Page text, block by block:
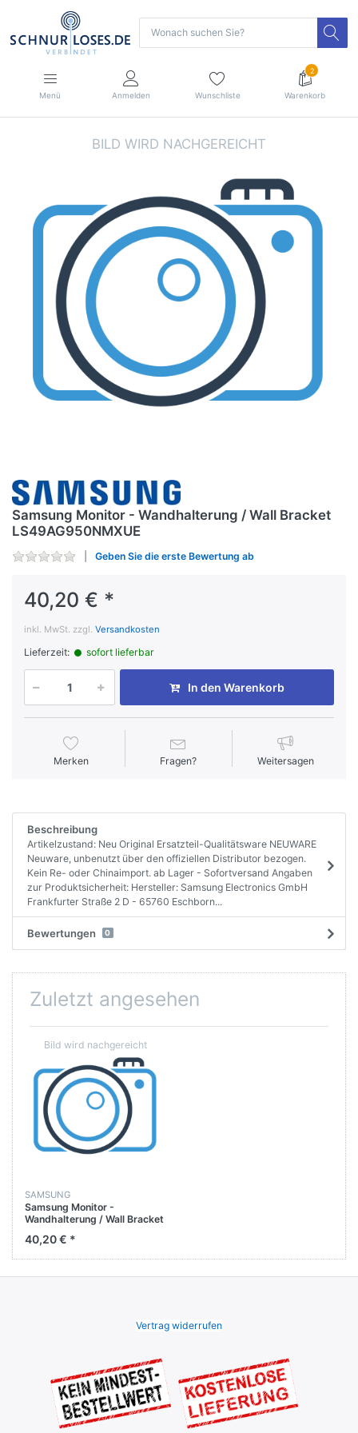
Menü Anmelden Wunschliste
2
Warenkorb
Samsung Monitor - Wandhalterung / Wall Bracket
LS49AG950NMXUE
Geben Sie die erste Bewertung ab
40,20 € *
inkl. MwSt. zzgl. Versandkosten
Lieferzeit: sofort lieferbar
In den Warenkorb
Merken Fragen? Weitersagen
Beschreibung
Artikelzustand: Neu Original Ersatzteil-Qualitätsware NEUWARE
Neuware, unbenutzt über den offiziellen Distributor bezogen.
Kein Re- oder Chinaimport. ab Lager - Sofortversand Angaben
zur Produktsicherheit: Hersteller: Samsung Electronics GmbH
Frankfurter Straße 2 D - 65760 Eschborn...
Bewertungen 0
Zuletzt angesehen
SAMSUNG
Samsung Monitor -
Wandhalterung / Wall Bracket
40,20 € *
Vertrag widerrufen